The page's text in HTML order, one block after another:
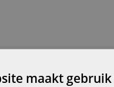
Image
maakt